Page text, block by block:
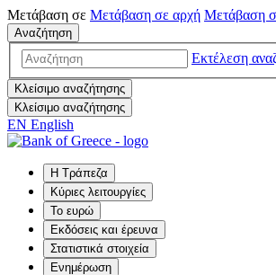
Μετάβαση σε Μετάβαση σε αρχή Μετάβαση
Αναζήτηση
Εκτέλεση
Κλείσιμο αναζήτησης
Κλείσιμο αναζήτησης
EN English
Η Τράπεζα
Κύριες λειτουργίες
Το ευρώ
Εκδόσεις και έρευνα
Στατιστικά στοιχεία
Ενημέρωση